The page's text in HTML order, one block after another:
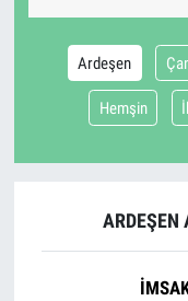
Ardeşen
Hemşin